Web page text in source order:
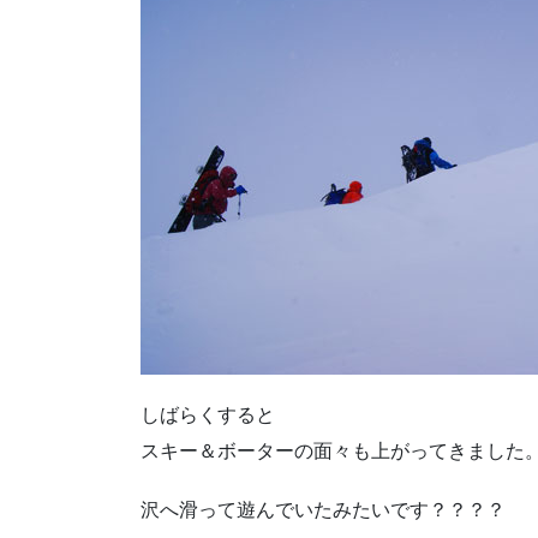
しばらくすると
スキー＆ボーターの面々も上がってきました
沢へ滑って遊んでいたみたいです？？？？